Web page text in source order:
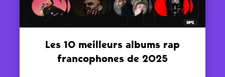
Les 10 meilleurs albums rap
francophones de 2025